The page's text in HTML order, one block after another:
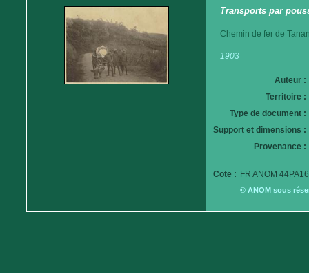
Transports par
Chemin de fer de
1903
Auteur :
Territoire :
Type de document :
Support et dimensions :
Provenance :
Cote : FR ANOM
© ANOM sous